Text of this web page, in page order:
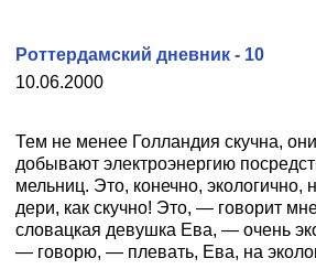
10.06.2000
Роттердамский дневник - 10
Тем не менее Голландия скучна,
добывают электроэнергию
мельниц. Это, конечно, экологично,
дери, как скучно! Это, — говорит
словацкая девушка Ева, — очень
— говорю, — плевать, Ева, на